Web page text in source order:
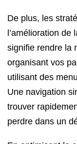
De plus, les
l’amélioration
signifie rendre la
organisant vos
utilisant des
Une navigation
trouver
perdre dans un